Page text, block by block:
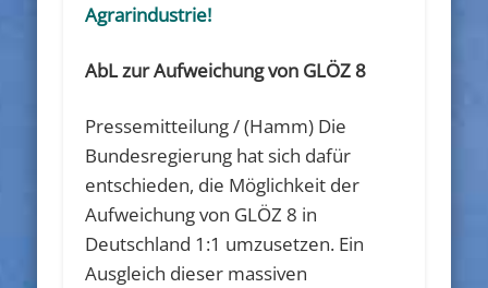
Agrarindustrie!
AbL zur Aufweichung von GLÖZ 8
Pressemitteilung / (Hamm) Die
Bundesregierung hat sich dafür
entschieden, die Möglichkeit der
Aufweichung von GLÖZ 8 in
Deutschland 1:1 umzusetzen. Ein
Ausgleich dieser massiven